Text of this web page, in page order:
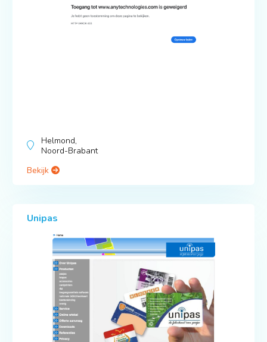
Helmond,
Noord-Brabant
Bekijk
Unipas